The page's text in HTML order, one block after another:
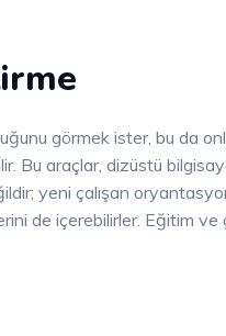
görmek ister, bu da
Bu araçlar, dizüstü
yeni çalışan
de içerebilirler. Eğitim ve